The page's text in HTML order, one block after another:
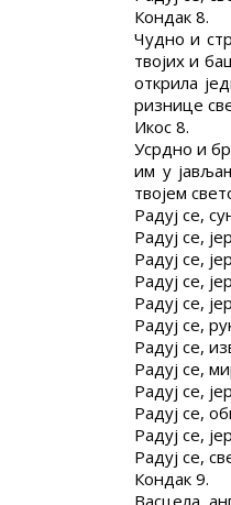
Кондак 8.
Чудно и
твојих и
открила
ризнице
Икос 8.
Усрдно и
им у
твојем
Радуј се,
Радуј се,
Радуј се,
Радуј се,
Радуј се,
Радуј се,
Радуј се,
Радуј се,
Радуј се,
Радуј се,
Радуј се,
Радуј се,
Кондак 9.
Васцела